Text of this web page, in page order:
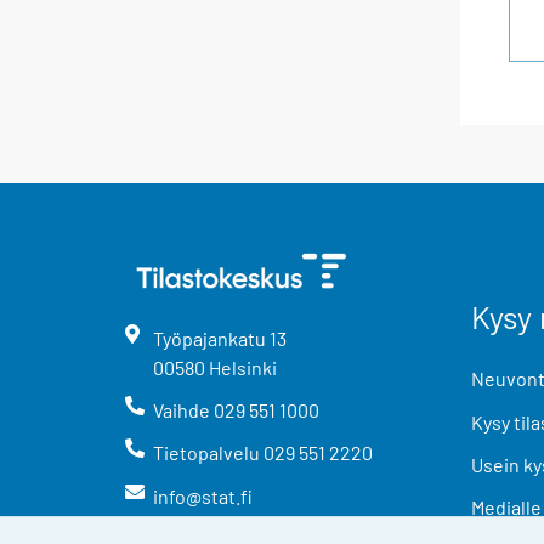
Työpajankatu 13
00580 Helsinki
Vaihde 029 551 1000
Tietopalvelu 029 551 2220
info@stat.fi
Kysy
Usein
Medialle